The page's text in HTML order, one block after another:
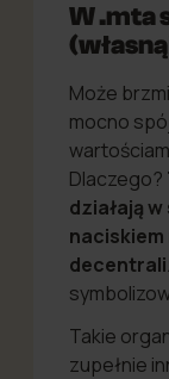
W .mta
Może
mocno
Dlaczego?
działają
Takie
zupełnie